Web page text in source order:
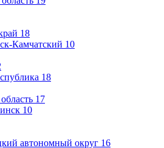
18
Камчатский 10
18
17
10
автономный округ 16